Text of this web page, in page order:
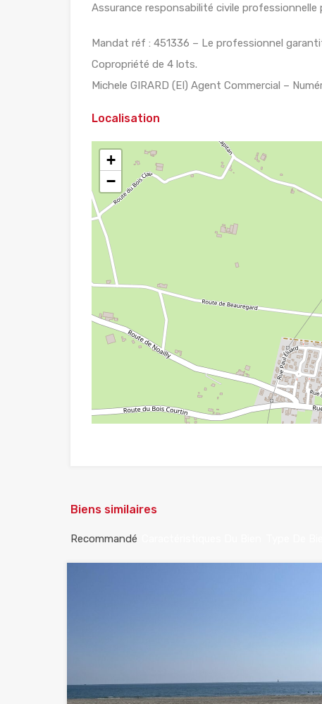
Assurance responsabilité civile professionnelle
Mandat réf : 451336 – Le professionnel
Copropriété de 4 lots.
Michele GIRARD (EI) Agent Commercial –
Localisation
+
−
Biens similaires
Recommandé